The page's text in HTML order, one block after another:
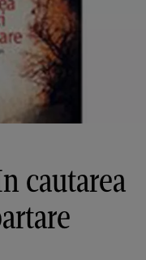
cautarea